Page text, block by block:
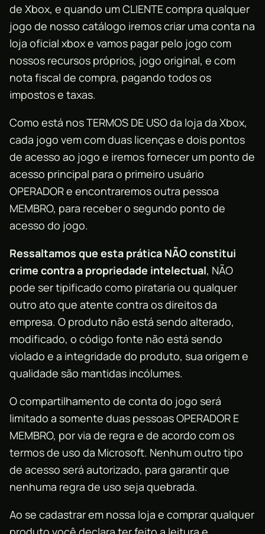
de Xbox, e quando um CLIENTE compra qualquer
jogo de nosso catálogo iremos criar uma conta na
loja oficial xbox e vamos pagar pelo jogo com
nossos recursos próprios, jogo original, e com
nota fiscal de compra, pagando todos os
impostos e taxas.
Como está nos TERMOS DE USO da loja da Xbox,
cada jogo vem com duas licenças e dois pontos
de acesso ao jogo e iremos fornecer um ponto de
acesso principal para o primeiro usuário
OPERADOR e encontraremos outra pessoa
MEMBRO, para receber o segundo ponto de
acesso do jogo.
Ressaltamos que esta prática NÃO constitui
crime contra a propriedade intelectual, NÃO
pode ser tipificado como pirataria ou qualquer
outro ato que atente contra os direitos da
empresa. O produto não está sendo alterado,
modificado, o código fonte não está sendo
violado e a integridade do produto, sua origem e
qualidade são mantidas incólumes.
O compartilhamento de conta do jogo será
limitado a somente duas pessoas OPERADOR E
MEMBRO, por via de regra e de acordo com os
termos de uso da Microsoft. Nenhum outro tipo
de acesso será autorizado, para garantir que
nenhuma regra de uso seja quebrada.
Ao se cadastrar em nossa loja e comprar qualquer